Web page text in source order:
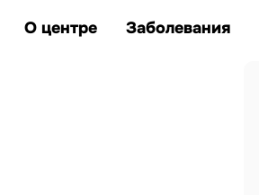
представители Казахстана.
жизни
О центре Заболевания